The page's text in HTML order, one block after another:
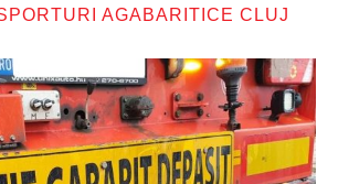
AGABARITICE CLUJ